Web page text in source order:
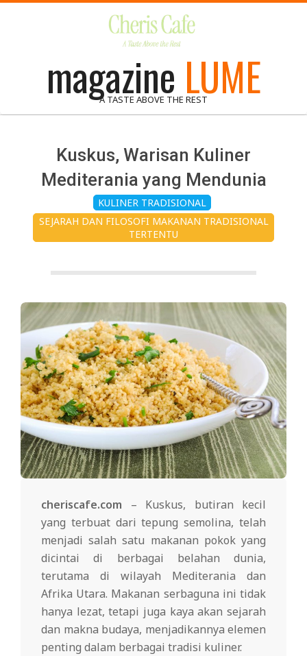
magazine LUME
A TASTE ABOVE THE REST
Kuskus, Warisan Kuliner
Mediterania yang Mendunia
KULINER TRADISIONAL
SEJARAH DAN FILOSOFI MAKANAN TRADISIONAL
TERTENTU
cheriscafe.com – Kuskus, butiran kecil
yang terbuat dari tepung semolina, telah
menjadi salah satu makanan pokok yang
dicintai di berbagai belahan dunia,
terutama di wilayah Mediterania dan
Afrika Utara. Makanan serbaguna ini tidak
hanya lezat, tetapi juga kaya akan sejarah
dan makna budaya, menjadikannya elemen
penting dalam berbagai tradisi kuliner.